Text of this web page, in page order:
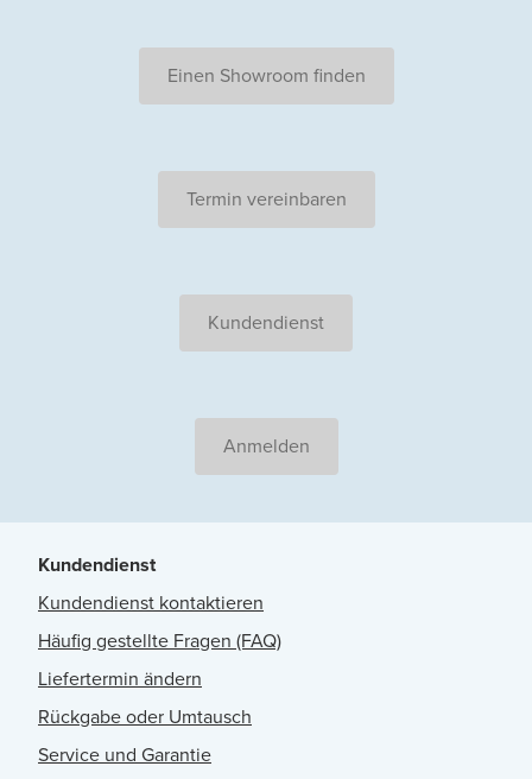
Einen Showroom finden
Termin vereinbaren
Kundendienst
Anmelden
Kundendienst
Kundendienst kontaktieren
Häufig gestellte Fragen (FAQ)
Liefertermin ändern
Rückgabe oder Umtausch
Service und Garantie